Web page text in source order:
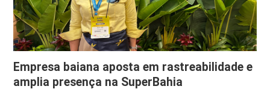
Empresa baiana aposta em rastreabilidade e
amplia presença na SuperBahia